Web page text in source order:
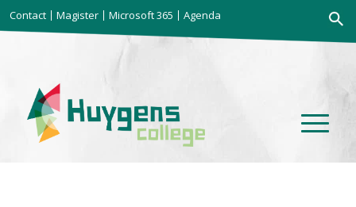
Contact Magister Microsoft 365 Agenda
naar: